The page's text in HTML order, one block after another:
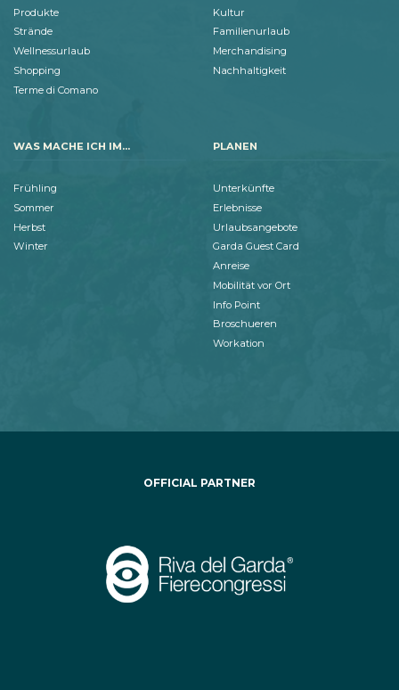
Produkte
Strände
Wellnessurlaub
Shopping
Terme di Comano
Kultur
Familienurlaub
Merchandising
Nachhaltigkeit
WAS MACHE ICH IM...
Frühling
Sommer
Herbst
Winter
PLANEN
Unterkünfte
Erlebnisse
Urlaubsangebote
Garda Guest Card
Anreise
Mobilität vor Ort
Info Point
Broschueren
Workation
OFFICIAL PARTNER